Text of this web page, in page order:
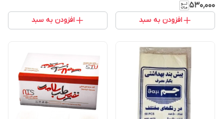
۵۳۰٬۰۰۰
افزودن به سبد افزودن به سبد